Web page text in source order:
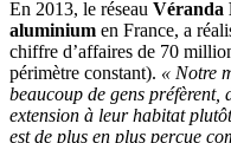
En 2013, le réseau Véranda
aluminium en France, a
chiffre d’affaires de 70
périmètre constant). « Notre
beaucoup de gens préfèrent,
extension à leur habitat
est de plus en plus perçue